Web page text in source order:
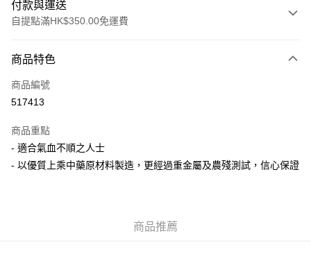
付款與運送
自提點滿HK$350.00免運費
信用卡
AlipayHK
WeChat Pay
每筆HK$50.00，滿HK$350.00或以上免運費
商品特色
商品編號
517413
商品重點
- 適合氣血不順之人士
- 以優質上乘中藥原材料製造，更經過重金屬及農殘測試，信心保證
商品推薦